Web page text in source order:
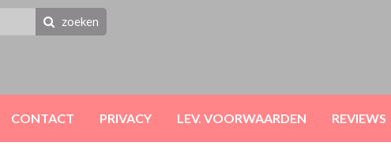
zoeken
CONTACT PRIVACY LEV. VOORWAARDEN REVIEWS